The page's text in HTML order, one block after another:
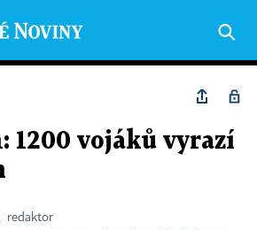
1200 vojáků vyrazí
redaktor